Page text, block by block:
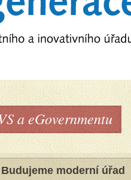
a eGovernmentu
Budujeme moderní úřad